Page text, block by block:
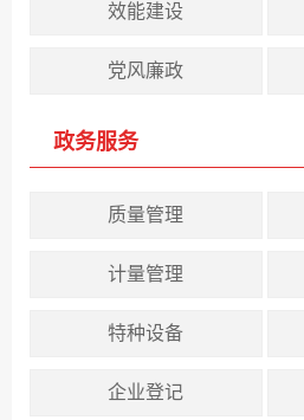
效能建设
党风廉政
政务服务
质量管理
计量管理
特种设备
企业登记